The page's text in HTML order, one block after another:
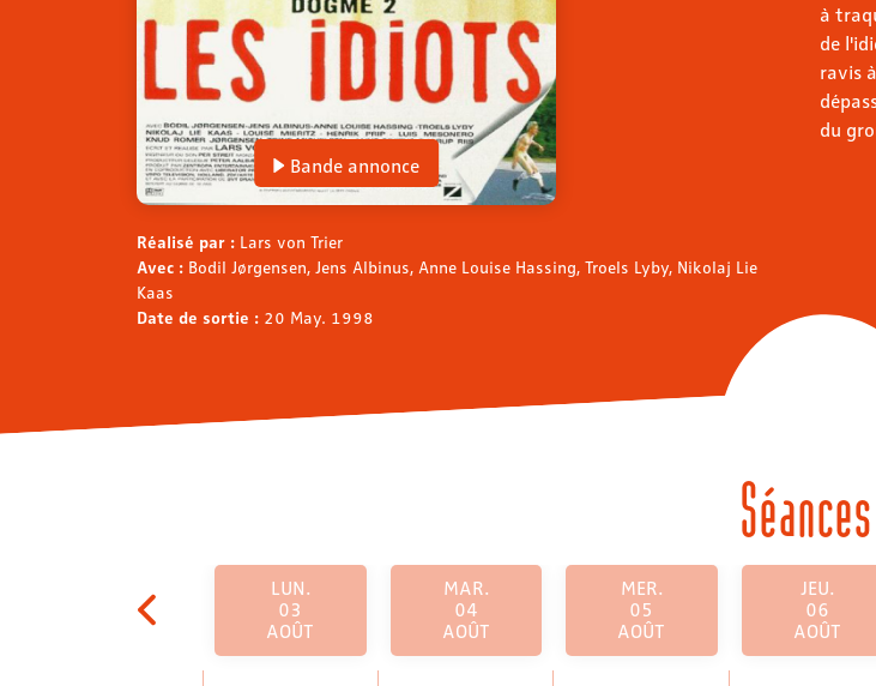
Bande annonce
Réalisé par : Lars von Trier
Avec : Bodil Jørgensen, Jens Albinus, Anne Louise Hassing, Troels Lyby, Nikolaj Lie
Kaas
Date de sortie : 20 May. 1998
à
de
ravis
du
Séances
LUN.
03
AOÛT
MAR.
04
AOÛT
MER.
05
AOÛT
JEU.
06
AOÛT